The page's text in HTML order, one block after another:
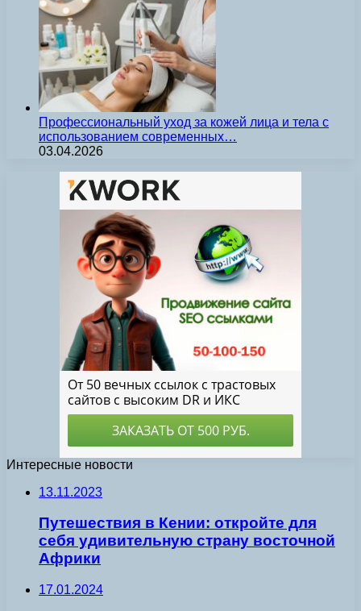
Профессиональный уход за кожей лица и тела с
использованием современных…
03.04.2026
Интересные новости
13.11.2023
Путешествия в Кении: откройте для
себя удивительную страну восточной
Африки
17.01.2024